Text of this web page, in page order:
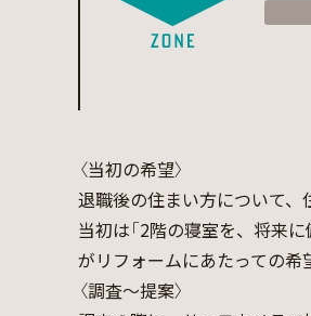
〈当初の希望〉
退職後の住まい方について、
当初は「2階の寝室を、将来
がリフォームにあたっての希
〈調査～提案〉